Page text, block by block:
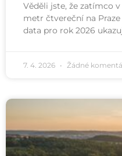
Věděli jste, že zatímco
metr čtvereční na
data pro rok 2026
7. 4. 2026 Žádné